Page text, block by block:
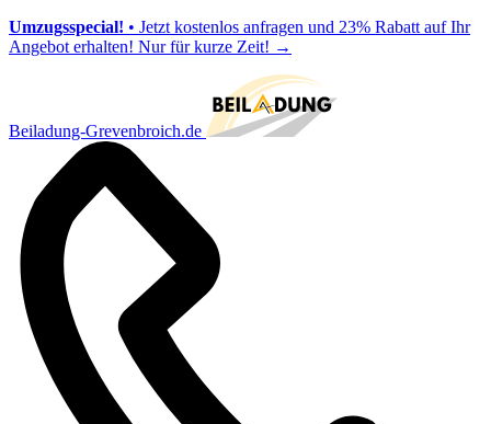
Umzugsspecial! • Jetzt kostenlos anfragen und 23% Rabatt auf Ihr
Angebot erhalten! Nur für kurze Zeit! →
Beiladung-Grevenbroich.de